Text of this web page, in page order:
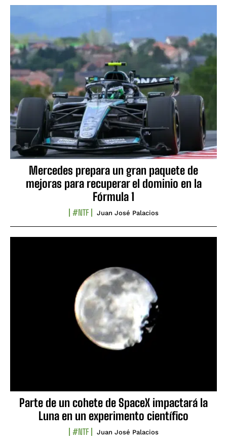
Mercedes prepara un gran paquete de
mejoras para recuperar el dominio en la
Fórmula 1
#NTF Juan José Palacios
Parte de un cohete de SpaceX impactará la
Luna en un experimento científico
#NTF Juan José Palacios